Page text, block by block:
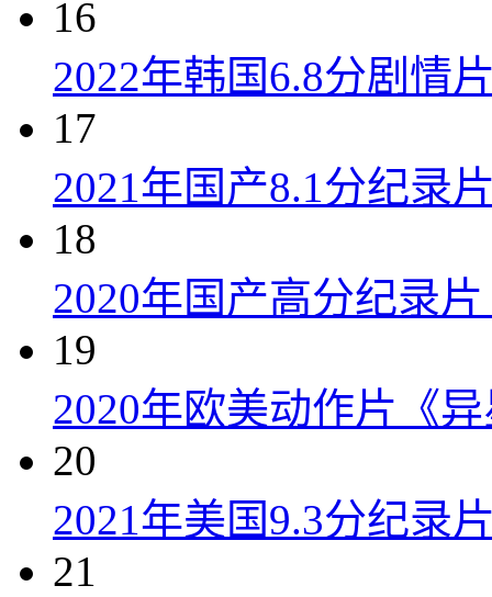
16
2022年韩国6.8分剧情
17
2021年国产8.1分纪录
18
2020年国产高分纪录
19
2020年欧美动作片《
20
2021年美国9.3分纪录
21